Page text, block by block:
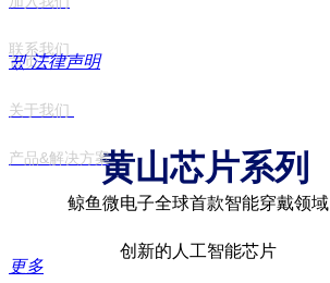
黄山芯片系列
鲸鱼微电子全球首款智能穿戴领域
创新的人工智能芯片
更多
联系我们
首页
关于我们
产品&解决方案
뀠 法律声明